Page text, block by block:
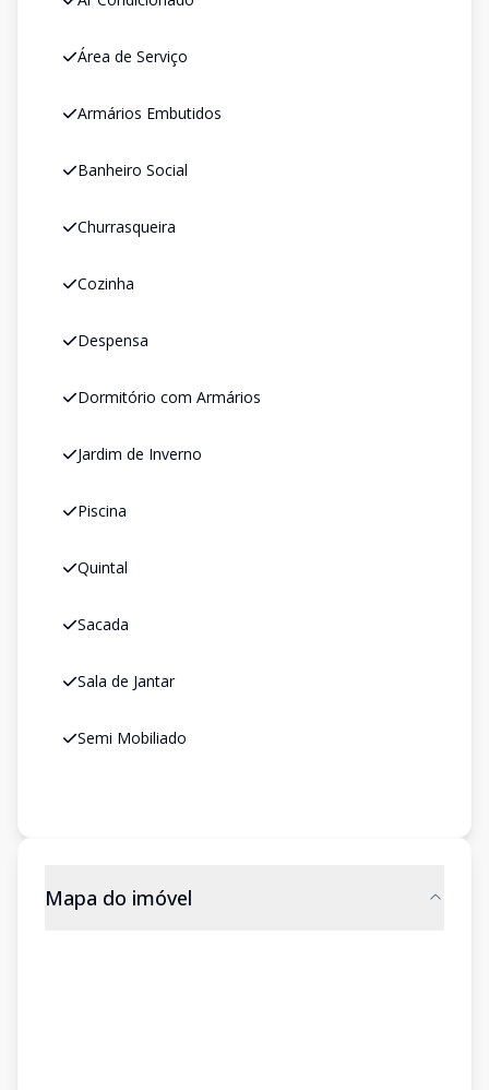
Área de Serviço
Armários Embutidos
Banheiro Social
Churrasqueira
Cozinha
Despensa
Dormitório com Armários
Jardim de Inverno
Piscina
Quintal
Sacada
Sala de Jantar
Semi Mobiliado
Mapa do imóvel